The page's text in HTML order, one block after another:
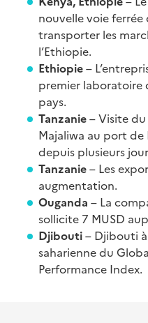
nouvelle voie
transporter les
l’Ethiopie.
Ethiopie–
premier laboratoire
pays.
Tanzanie– Visite du
Majaliwa au port de
depuis plusieurs
Tanzanie– Les
augmentation.
Ouganda – La
sollicite 7 MUSD
Djibouti– Djibouti à
saharienne du
Performance Index.